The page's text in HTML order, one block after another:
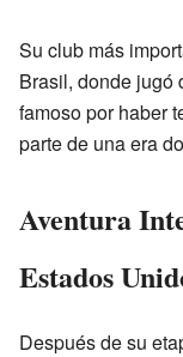
Su club más
Brasil, donde jugó
famoso por haber
parte de una era
Aventura
Estados
Después de su